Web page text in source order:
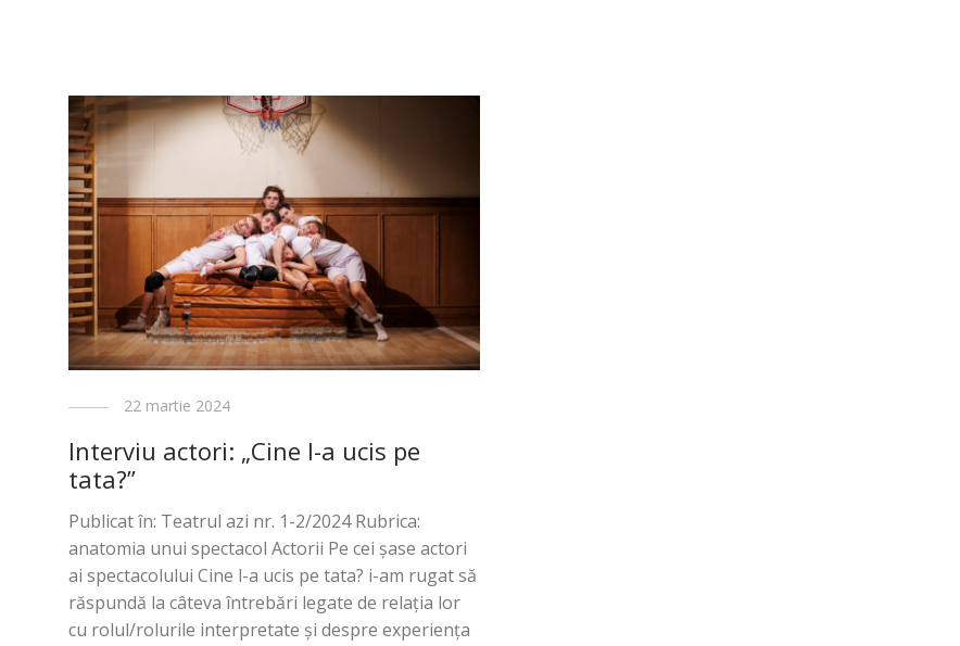
22 martie 2024
Interviu actori: „Cine l-a ucis pe
tata?”
Publicat în: Teatrul azi nr. 1-2/2024 Rubrica:
anatomia unui spectacol Actorii Pe cei șase actori
ai spectacolului Cine l-a ucis pe tata? i-am rugat să
răspundă la câteva întrebări legate de relația lor
cu rolul/rolurile interpretate și despre experiența